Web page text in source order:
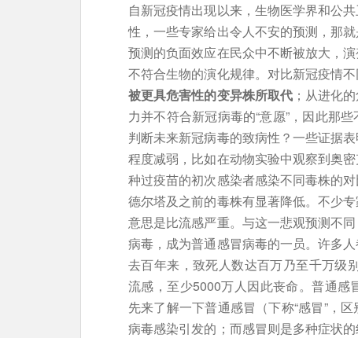
自新冠疫情出现以来，生物医学界和公
性，一些专家给出令人不安的预测，那
预测的负面效应在民众中不断被放大，
不符合生物的演化规律。对比新冠疫情
被更具危害性的变异株所取代 ；从进化
力并不符合新冠病毒的“意愿”，因此那
判断未来新冠病毒的致病性？一些证据
程度减弱，比如在动物实验中观察到奥
种过疫苗的初次感染者感染不同毒株的
德尔塔及之前的毒株有显著降低。不少
意思是比流感严重。与这一悲观预测不
病毒，成为普通感冒病毒的一员。许多
去百年来，致死人数达百万乃至千万级
流感，至少5000万人因此丧命。普通
先来了解一下普通感冒（下称“感冒”，
病毒感染引发的；而感冒则是多种症状